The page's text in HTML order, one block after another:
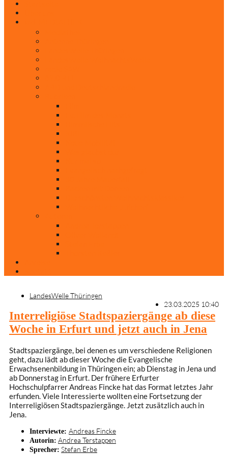
LandesWelle Thüringen
23.03.2025 10:40
Interreligiöse Stadtspaziergänge ab diese
Woche in Erfurt und jetzt auch in Jena
Stadtspaziergänge, bei denen es um verschiedene Religionen
geht, dazu lädt ab dieser Woche die Evangelische
Erwachsenenbildung in Thüringen ein; ab Dienstag in Jena und
ab Donnerstag in Erfurt. Der frühere Erfurter
Hochschulpfarrer Andreas Fincke hat das Format letztes Jahr
erfunden. Viele Interessierte wollten eine Fortsetzung der
Interreligiösen Stadtspaziergänge. Jetzt zusätzlich auch in
Jena.
Interviewte: Andreas Fincke
Autorin: Andrea Terstappen
Sprecher: Stefan Erbe